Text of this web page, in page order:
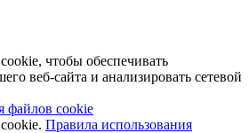
чтобы обеспечивать
веб-сайта и анализировать сетевой
файлов cookie
Правила использования